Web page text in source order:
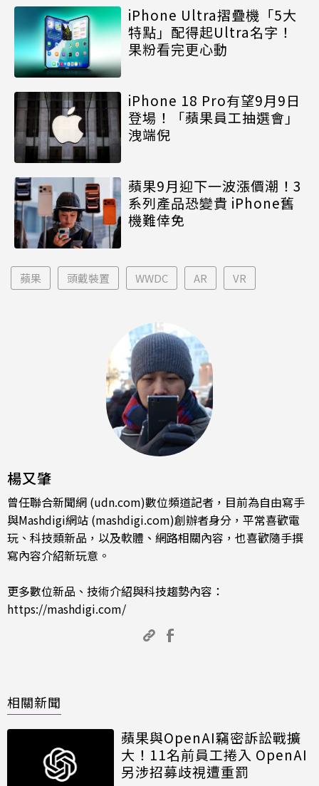
iPhone Ultra摺疊機「5大
特點」配得起Ultra名字！
果粉看完更心動
iPhone 18 Pro有望9月9日
登場！「蘋果員工抽選會」
洩端倪
蘋果9月迎下一波漲價潮！3
系列產品恐變貴 iPhone舊
機難倖免
蘋果 頭戴裝置 WWDC AR VR
楊又肇
曾任聯合新聞網 (udn.com)數位頻道記者，目前為自由寫手
與Mashdigi網站 (mashdigi.com)創辦者身分，平常喜歡電
玩、科技類新品，以及軟體、網路相關內容，也喜歡隨手撰
寫內容介紹新玩意。
更多數位新品、技術介紹與科技趨勢內容：
https://mashdigi.com/
相關新聞
蘋果與OpenAI竊密訴訟戰擴
大！11名前員工捲入 OpenAI
另涉招募歧視遭重罰